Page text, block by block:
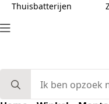
Thuisbatterijen
for: